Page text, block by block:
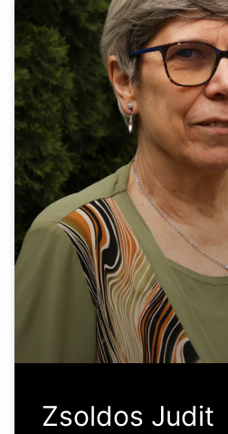
Zsoldos Judit